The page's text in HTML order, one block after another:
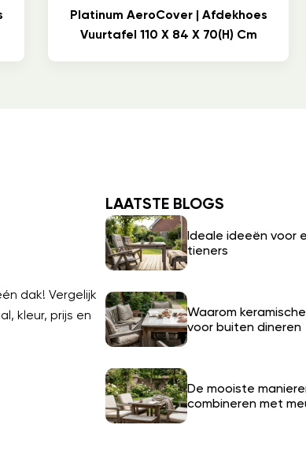
Platinum AeroCover | Afdekhoes
Vuurtafel 110 X 84 X 70(h) Cm
dak! Vergelijk
kleur, prijs en
LAATSTE BLOGS
Ideale ideeën voor
tieners
Waarom
voor buiten dineren
De mooiste
combineren met